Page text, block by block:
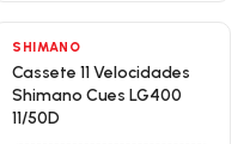
SHIMANO
Cassete 11 Velocidades
Shimano Cues LG400
11/50D